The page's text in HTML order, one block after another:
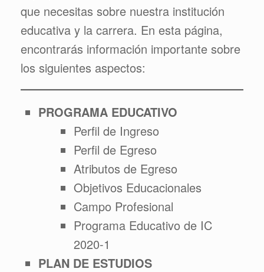
que necesitas sobre nuestra institución
educativa y la carrera. En esta página,
encontrarás información importante sobre
los siguientes aspectos:
PROGRAMA EDUCATIVO
Perfil de Ingreso
Perfil de Egreso
Atributos de Egreso
Objetivos Educacionales
Campo Profesional
Programa Educativo de IC
2020-1
PLAN DE ESTUDIOS